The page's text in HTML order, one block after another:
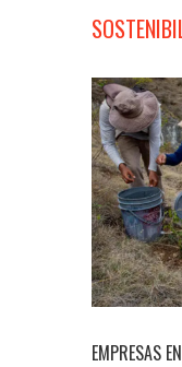
EMPRESAS